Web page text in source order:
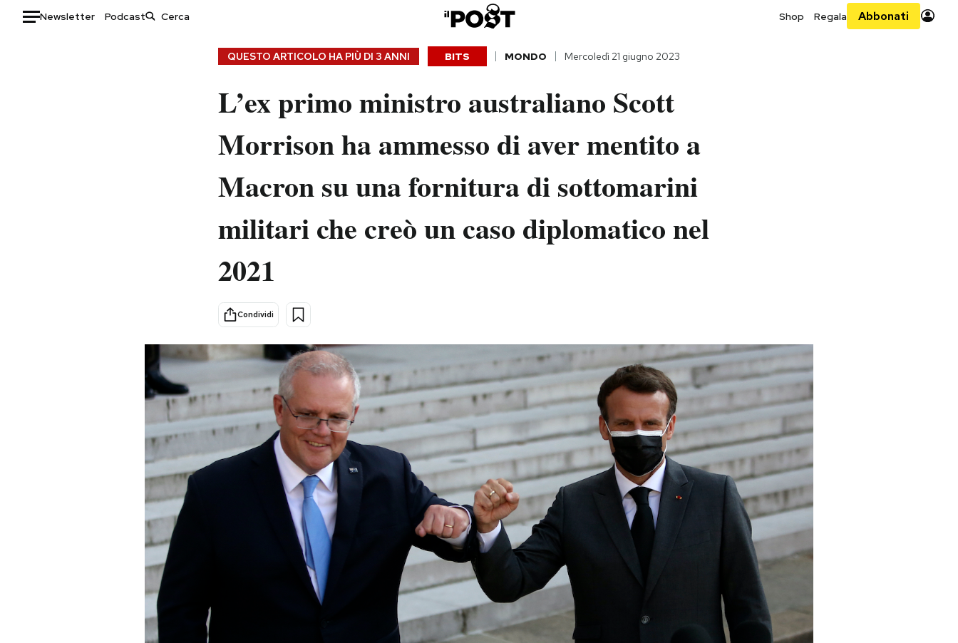
Newsletter Podcast Shop Regala Abbonati
Storie/Idee
Altrecose
Mondiali calcio 2026
QUESTO ARTICOLO HA PIÙ DI 3 ANNI BITS MONDO Mercoledì 21 giugno 2023
L’ex primo ministro australiano Scott
Morrison ha ammesso di aver mentito a
Macron su una fornitura di sottomarini
militari che creò un caso diplomatico nel
2021
Condividi